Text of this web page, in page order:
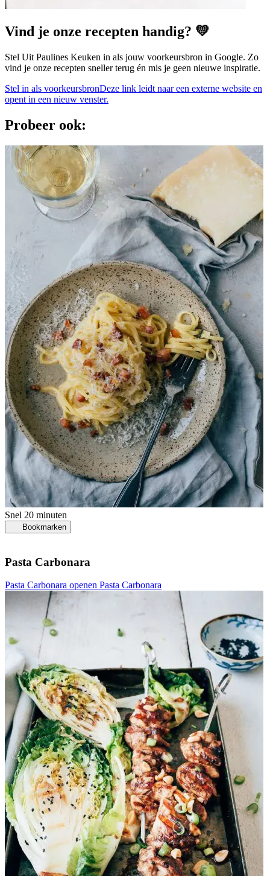
Vind je onze recepten handig? 💛
Stel Uit Paulines Keuken in als jouw voorkeursbron in Google. Zo
vind je onze recepten sneller terug én mis je geen nieuwe inspiratie.
Stel in als voorkeursbronDeze link leidt naar een externe website en
opent in een nieuw venster.
Probeer ook:
Snel 20 minuten
Bookmarken
Pasta Carbonara
Pasta Carbonara openen Pasta Carbonara